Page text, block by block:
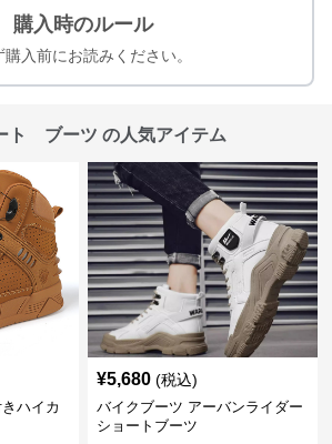
購入時のルール
購入前にお読みください。
ト ブーツ の人気アイテム
ハイカ
¥5,680 (税込)
バイクブーツ アーバンライダー
ショートブーツ